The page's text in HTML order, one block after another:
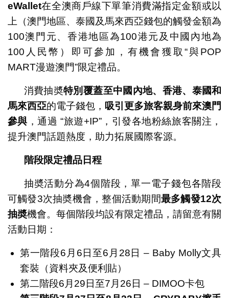
eWallet在全澳商戶線下單筆消費滿指定金額或以
上（澳門地區、泰國及馬來西亞錢包的觸發金額為
100澳門元、香港地區為100港元及中國內地為
100人民幣）即可參加，有機會獲取“與POP
MART漫遊澳門”限定禮品。
消費抽奬特別覆蓋至中國內地、香港、泰國和
馬來西亞的電子錢包， 吸引更多旅客親身前來澳門
參與 ，通過 “旅遊+IP”，引發各地粉絲旅客關注，
提升澳門話題熱度，助力拓展國際客源。
階段限定禮品日程
抽奬活動分為4個階段，單一電子錢包各階段
可觸發3次抽奬機會，整個活動期間最多觸發12次
抽奬機會。每個階段均設有限定禮品，請留意有關
活動日期：
第一階段6月6日至6月28日 – Baby Molly文具
套裝（資料夾及便利貼）
第二階段6月29日至7月26日 – DIMOO卡包